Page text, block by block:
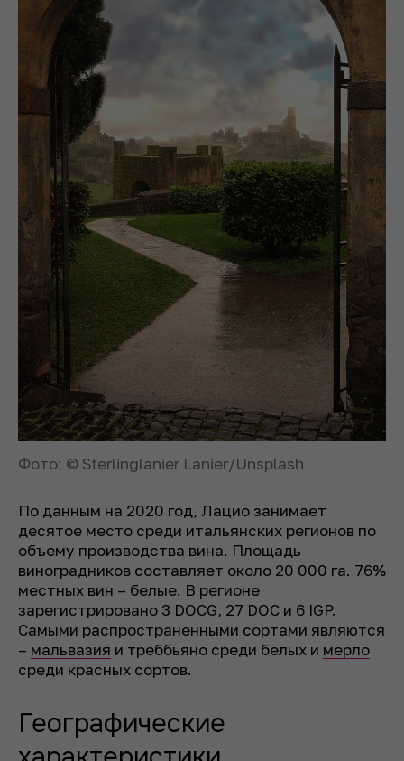
Фото: © Sterlinglanier Lanier/Unsplash
По данным на 2020 год, Лацио занимает
десятое место среди итальянских регионов по
объему производства вина. Площадь
виноградников составляет около 20 000 га. 76%
местных вин – белые. В регионе
зарегистрировано 3 DOCG, 27 DOC и 6 IGP.
Самыми распространенными сортами являются
– мальвазия и треббьяно среди белых и мерло
среди красных сортов.
Географические